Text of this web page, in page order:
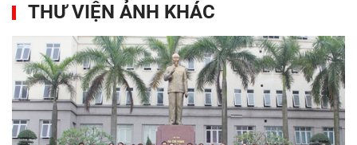
THƯ VIỆN ẢNH KHÁC